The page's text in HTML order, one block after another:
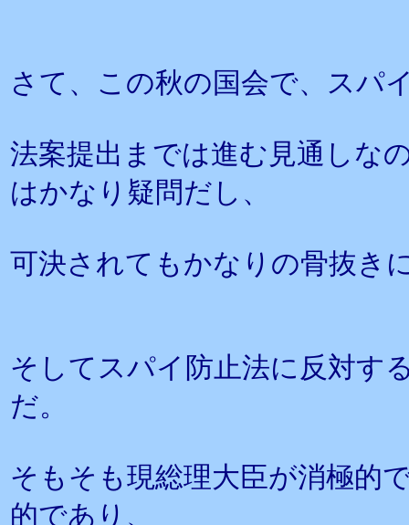
さて、この秋の国会で、スパ
法案提出までは進む見通しな
はかなり疑問だし、
可決されてもかなりの骨抜き
そしてスパイ防止法に反対す
だ。
そもそも現総理大臣が消極的
的であり、